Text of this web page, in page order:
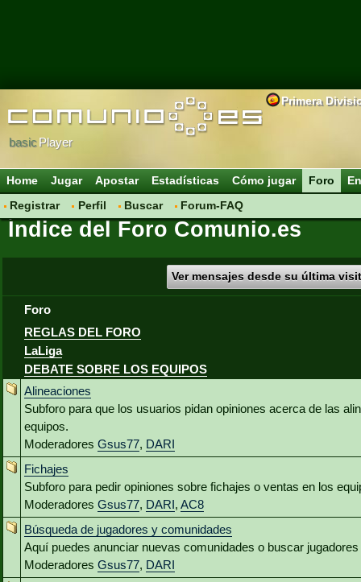
Primera
basicPlayer
Home Jugar Apostar Estadísticas Cómo jugar
Foro
Registrar
Perfil Buscar Forum-FAQ
Índice del Foro Comunio.es
Ver mensajes desde su última
Foro
REGLAS DEL FORO
LaLiga
DEBATE SOBRE LOS EQUIPOS
Alineaciones
Subforo para que los usuarios pidan opiniones acerca de las
equipos.
Moderadores Gsus77, DARI
Fichajes
Subforo para pedir opiniones sobre fichajes o ventas en los
Moderadores Gsus77, DARI, AC8
Búsqueda de jugadores y comunidades
Aquí puedes anunciar nuevas comunidades o buscar
Moderadores Gsus77, DARI